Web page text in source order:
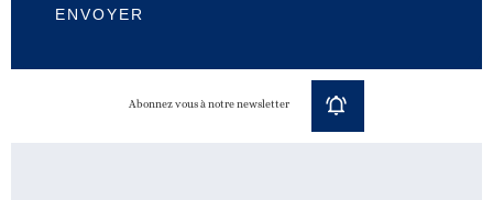
ENVOYER
Abonnez vous à notre newsletter